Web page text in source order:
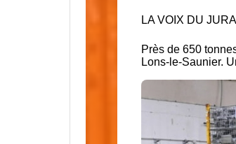
LA VOIX DU JURA
Près de 650
Lons-le-Saunier.